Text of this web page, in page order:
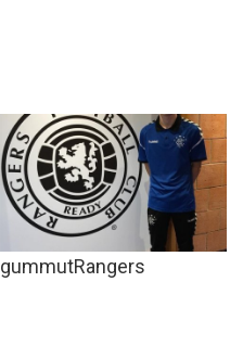
gummutRangers